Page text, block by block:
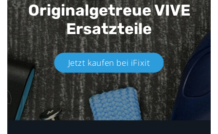
Originalgetreue VIVE
Ersatzteile
Jetzt kaufen bei iFixit​